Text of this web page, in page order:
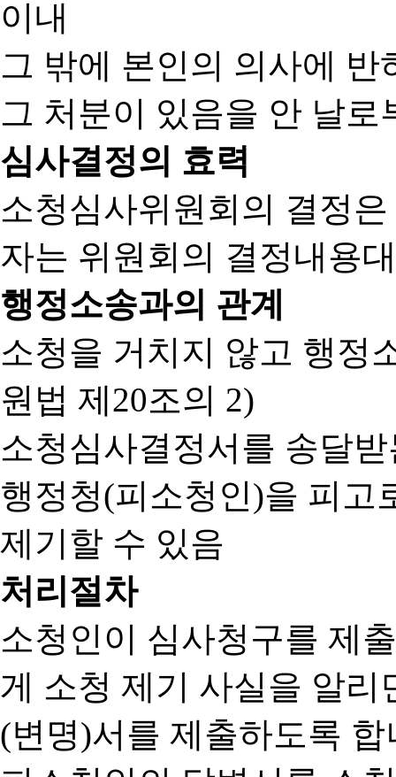
이내
그 밖에 본인의 의사에
그 처분이 있음을 안 날로
심사결정의 효력
소청심사위원회의 결정
자는 위원회의 결정내용
행정소송과의 관계
소청을 거치지 않고 행정
원법 제20조의 2)
소청심사결정서를 송달
행정청(피소청인)을 피고
제기할 수 있음
처리절차
소청인이 심사청구를 제
게 소청 제기 사실을 알
(변명)서를 제출하도록 합